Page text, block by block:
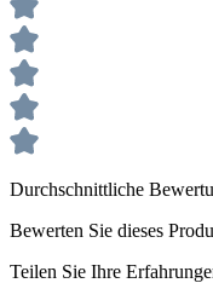
Durchschnittliche
Bewerten Sie dieses
Teilen Sie Ihre